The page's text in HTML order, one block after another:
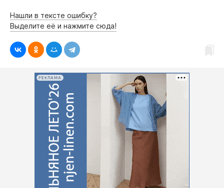
Нашли в тексте ошибку?
Выделите её и нажмите сюда!
РЕКЛАМА